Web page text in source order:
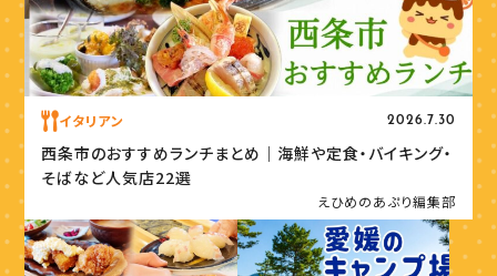
イタリアン 2026.7.30
西条市のおすすめランチまとめ｜海鮮や定食・バイキング・
そばなど人気店22選
えひめのあぷり編集部